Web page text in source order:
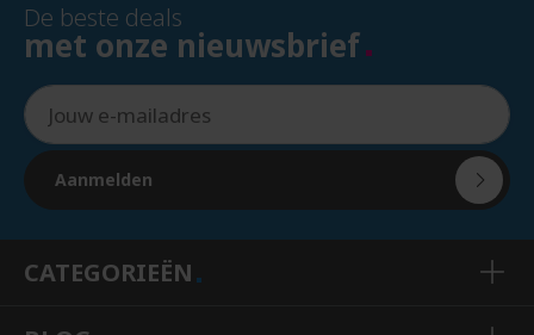
De beste deals
met onze nieuwsbrief
Aanmelden
CATEGORIEËN